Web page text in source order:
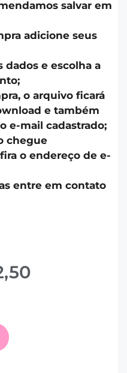
salvar em
adicione seus
dados e escolha a
o arquivo ficará
e também
e-mail cadastrado;
chegue
o endereço de e-
entre em contato